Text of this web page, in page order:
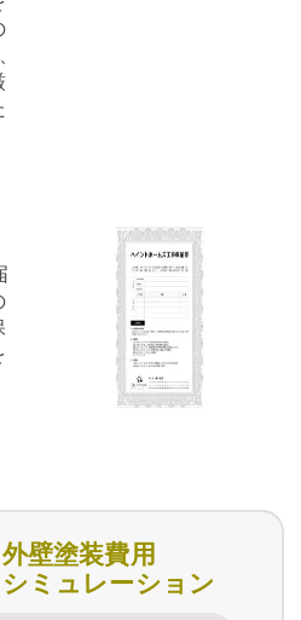
外壁塗装費用
シミュレーション